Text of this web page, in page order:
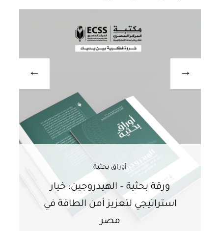
أوراق بحثية
ورقة بحثية – الهيدروجين: خيار
استراتيجي لتعزيز أمن الطاقة في
مصر